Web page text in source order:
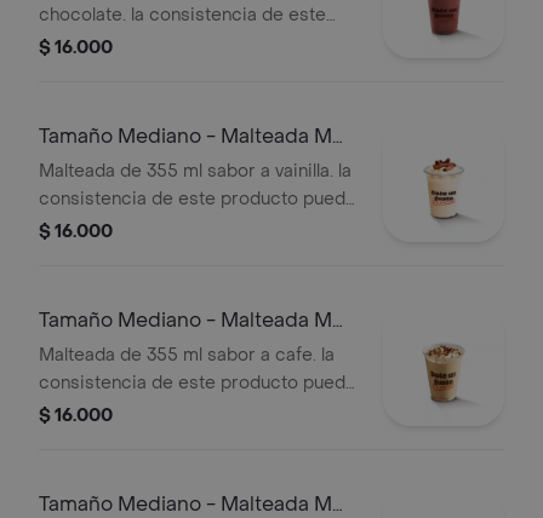
chocolate. la consistencia de este
producto puede variar debido al
$ 16.000
Tamaño Mediano - Malteada M
De Vainilla
Malteada de 355 ml sabor a vainilla. la
consistencia de este producto puede
variar debido al tiempo de entrega.
$ 16.000
Tamaño Mediano - Malteada M
De Café
Malteada de 355 ml sabor a cafe. la
consistencia de este producto puede
variar debido al tiempo de entrega
$ 16.000
Tamaño Mediano - Malteada M